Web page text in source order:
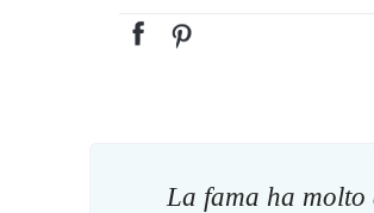
La fama ha molto